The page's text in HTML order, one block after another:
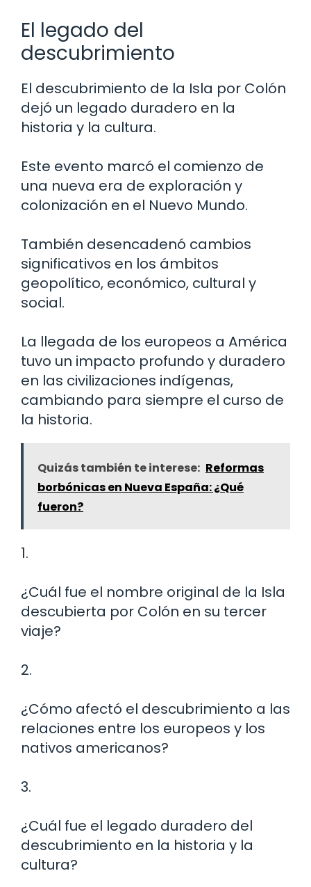
El legado del
descubrimiento
El descubrimiento de la Isla por Colón
dejó un legado duradero en la
historia y la cultura.
Este evento marcó el comienzo de
una nueva era de exploración y
colonización en el Nuevo Mundo.
También desencadenó cambios
significativos en los ámbitos
geopolítico, económico, cultural y
social.
La llegada de los europeos a América
tuvo un impacto profundo y duradero
en las civilizaciones indígenas,
cambiando para siempre el curso de
la historia.
Quizás también te interese: Reformas
borbónicas en Nueva España: ¿Qué
fueron?
1.
¿Cuál fue el nombre original de la Isla
descubierta por Colón en su tercer
viaje?
2.
¿Cómo afectó el descubrimiento a las
relaciones entre los europeos y los
nativos americanos?
3.
¿Cuál fue el legado duradero del
descubrimiento en la historia y la
cultura?